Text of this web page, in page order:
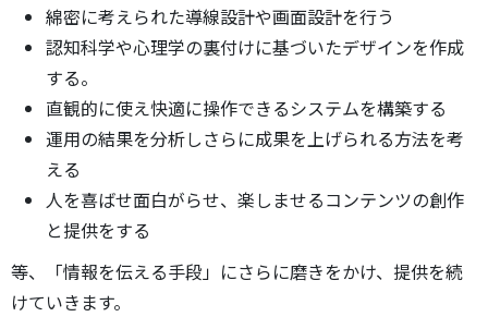
綿密に考えられた導線設計や画面設計を行う
認知科学や心理学の裏付けに基づいたデザインを作成
する。
直観的に使え快適に操作できるシステムを構築する
運用の結果を分析しさらに成果を上げられる方法を考
える
人を喜ばせ面白がらせ、楽しませるコンテンツの創作
と提供をする
等、「情報を伝える手段」にさらに磨きをかけ、提供を続
けていきます。